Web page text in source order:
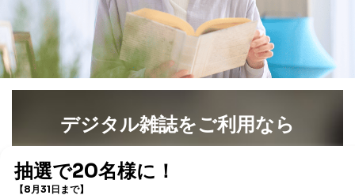
デジタル雑誌をご利用なら
書籍）が無料で読み放題！